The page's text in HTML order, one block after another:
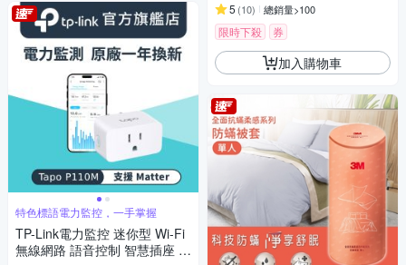
特色標語電力監控，一手掌握
TP-Link電力監控 迷你型 Wi-Fi
無線網路 語音控制 智慧插座 智
5 (10) 總銷量>100
限時下殺 券
加入購物車